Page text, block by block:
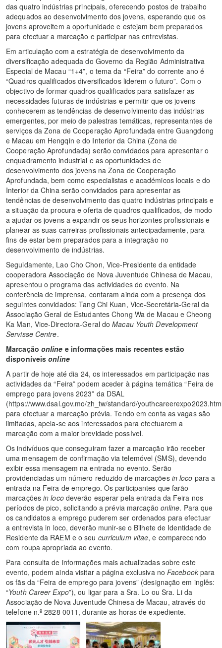
das quatro indústrias principais, oferecendo postos de trabalho
adequados ao desenvolvimento dos jovens, esperando que os
jovens aproveitem a oportunidade e estejam bem preparados
para efectuar a marcação e participar nas entrevistas.
Em articulação com a estratégia de desenvolvimento da
diversificação adequada do Governo da Região Administrativa
Especial de Macau “1+4”, o tema da “Feira” do corrente ano é
“Quadros qualificados diversificados liderem o futuro”. Com o
objectivo de formar quadros qualificados para satisfazer as
necessidades futuras de indústrias e permitir que os jovens
conhecerem as tendências de desenvolvimento das indústrias
emergentes, por meio de palestras temáticas, representantes de
serviços da Zona de Cooperação Aprofundada entre Guangdong
e Macau em Hengqin e do Interior da China (Zona de
Cooperação Aprofundada) serão convidados para apresentar o
enquadramento industrial e as oportunidades de
desenvolvimento dos jovens na Zona de Cooperação
Aprofundada, bem como especialistas e académicos locais e do
Interior da China serão convidados para apresentar as
tendências de desenvolvimento das quatro indústrias principais e
a situação da procura e oferta de quadros qualificados, de modo
a ajudar os jovens a expandir os seus horizontes profissionais e
planear as suas carreiras profissionais antecipadamente, para
fins de estar bem preparados para a integração no
desenvolvimento de indústrias.
Seguidamente, Lao Cho Chon, Vice-Presidente da entidade
cooperadora Associação de Nova Juventude Chinesa de Macau,
apresentou o programa das actividades do evento. Na
conferência de imprensa, contaram ainda com a presença dos
seguintes convidados: Tang Chi Kuan, Vice-Secretária-Geral da
Associação Geral de Estudantes Chong Wa de Macau e Cheong
Ka Man, Vice-Directora-Geral doMacau Youth Development
Servisse Centre.
Marcação online e informações mais recentes estão
disponíveisonline
A partir de hoje até dia 24, os interessados em participação nas
actividades da “Feira” podem aceder à página temática “Feira de
emprego para jovens 2023” da DSAL
(https://www.dsal.gov.mo/zh_tw/standard/
para efectuar a marcação prévia. Tendo em conta as vagas são
limitadas, apela-se aos interessados para efectuarem a
marcação com a maior brevidade possível.
Os indivíduos que conseguiram fazer a marcação irão receber
uma mensagem de confirmação via telemóvel (SMS), devendo
exibir essa mensagem na entrada no evento. Serão
providenciadas um número reduzido de marcações in loco para a
entrada na Feira de emprego. Os participantes que farão
marcações in locodeverão esperar pela entrada da Feira nos
períodos de pico, solicitando a prévia marcação online. Para que
os candidatos a emprego puderem ser ordenados para efectuar
a entrevista in loco, deverão munir-se o Bilhete de Identidade de
Residente da RAEM e o seu curriculum vitae, e comparecendo
com roupa apropriada ao evento.
Para consulta de informações mais actualizadas sobre este
evento, podem ainda visitar a página exclusiva noFacebookpara
os fãs da “Feira de emprego para jovens” (designação em inglês:
“Youth Career Expo”), ou ligar para a Sra. Lo ou Sra. Li da
Associação de Nova Juventude Chinesa de Macau, através do
telefone n.º 2828 0011, durante as horas de expediente.